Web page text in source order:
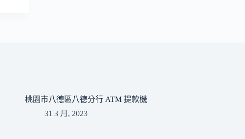
桃園市八德區八德分行 ATM 提款機
31 3 月, 2023